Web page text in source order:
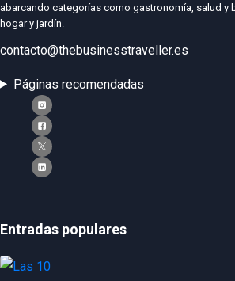
abarcando categorías como gastronomía, salud y
hogar y jardín.
contacto@thebusinesstraveller.es
Páginas recomendadas
Entradas populares